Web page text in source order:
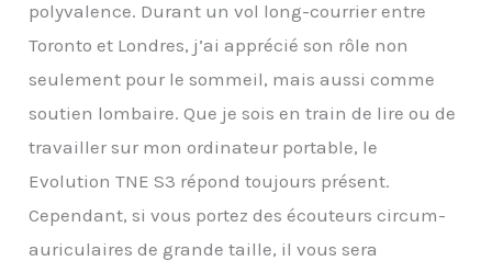
mousse à mémoire de
forme et une
pour soutenir votre tête
dans toutes les
confort à 360 ° - quelque
chose qu'aucun autre
oreiller sur le marché ne
fait !
PROFESSIONNEMENT
polyvalence. Durant un vol long-courrier entre
Toronto et Londres, j’ai apprécié son rôle non
seulement pour le sommeil, mais aussi comme
soutien lombaire. Que je sois en train de lire ou de
travailler sur mon ordinateur portable, le
Evolution TNE S3 répond toujours présent.
Cependant, si vous portez des écouteurs circum-
auriculaires de grande taille, il vous sera